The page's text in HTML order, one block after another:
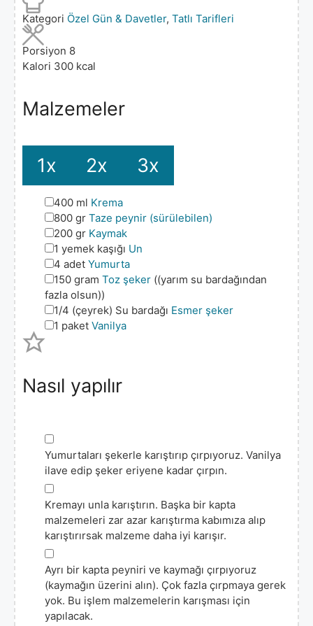
Kategori Özel Gün & Davetler, Tatlı Tarifleri
Porsiyon 8
Kalori 300 kcal
Malzemeler
1x 2x 3x
▢
400 ml Krema
▢
800 gr Taze peynir (sürülebilen)
▢
200 gr Kaymak
▢
1 yemek kaşığı Un
▢
4 adet Yumurta
▢
150 gram Toz şeker ((yarım su bardağından
fazla olsun))
▢
1/4 (çeyrek) Su bardağı Esmer şeker
▢
1 paket Vanilya
Nasıl yapılır
▢
Yumurtaları şekerle karıştırıp çırpıyoruz. Vanilya
ilave edip şeker eriyene kadar çırpın.
▢
Kremayı unla karıştırın. Başka bir kapta
malzemeleri zar azar karıştırma kabımıza alıp
karıştırırsak malzeme daha iyi karışır.
▢
Ayrı bir kapta peyniri ve kaymağı çırpıyoruz
(kaymağın üzerini alın). Çok fazla çırpmaya gerek
yok. Bu işlem malzemelerin karışması için
yapılacak.